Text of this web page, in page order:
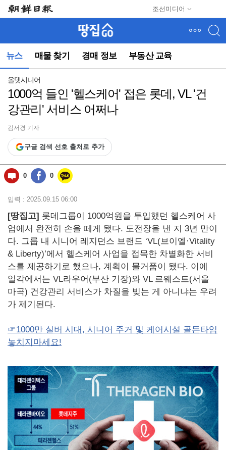
조선미디어
뉴
(컨
동)
뉴스 매물 찾기 경매 정보 부동산 교육
올댓시니어
1000억 들인 '헬스케어' 접은 롯데, VL '건
강관리' 서비스 어쩌나
김서경 기자
구글 검색 선호 출처로 추가
0 0
입력 : 2025.09.15 06:00
[땅집고] 롯데그룹이 1000억원을 투입했던 헬스케어 사
업에서 완전히 손을 떼게 됐다. 도전장을 낸 지 3년 만이
다. 그룹 내 시니어 레지던스 브랜드 ‘VL(브이엘·Vitality
& Liberty)’에서 헬스케어 사업을 접목한 차별화한 서비
스를 제공하기로 했으나, 계획이 물거품이 됐다. 이에
일각에서는 VL라우어(부산 기장)와 VL 르웨스트(서울
마곡) 건강관리 서비스가 차질을 빚는 게 아니냐는 우려
가 제기된다.
☞1000만 실버 시대, 시니어 주거 및 케어시설 골든타임
놓치지마세요!